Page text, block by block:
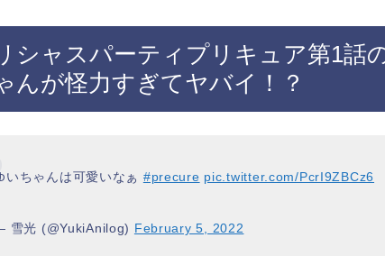
シャスパーティプリキュア第1話
んが怪力すぎてヤバイ！？
いちゃんは可愛いなぁ #precure pic.twitter.com/PcrI9ZBCz6
雪光 (@YukiAnilog) February 5, 2022